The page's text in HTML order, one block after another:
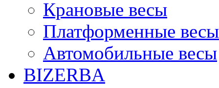
Крановые весы
Платформенные весы
Автомобильные весы
BIZERBA